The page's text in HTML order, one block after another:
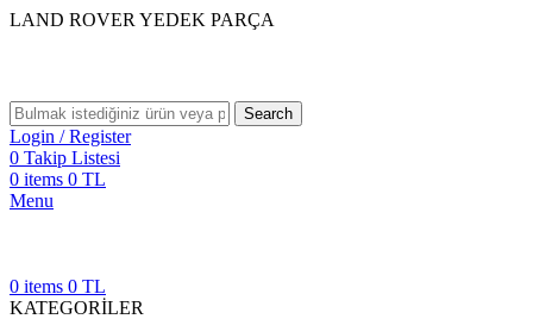
LAND ROVER YEDEK PARÇA
Search
Login / Register
0 Takip Listesi
0 items 0 TL
Menu
0 items 0 TL
KATEGORİLER